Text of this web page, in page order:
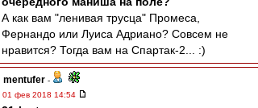
А как вам "ленивая трусца" Промеса,
Фернандо или Луиса Адриано? Совсем не
нравится? Тогда вам на Спартак-2... :)
mentufer -
01 фев 2018 14:54